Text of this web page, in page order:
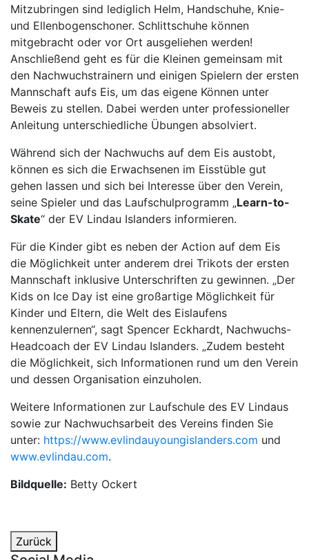
Mitzubringen sind lediglich Helm, Handschuhe, Knie-
und Ellenbogenschoner. Schlittschuhe können
mitgebracht oder vor Ort ausgeliehen werden!
Anschließend geht es für die Kleinen gemeinsam mit
den Nachwuchstrainern und einigen Spielern der ersten
Mannschaft aufs Eis, um das eigene Können unter
Beweis zu stellen. Dabei werden unter professioneller
Anleitung unterschiedliche Übungen absolviert.
Während sich der Nachwuchs auf dem Eis austobt,
können es sich die Erwachsenen im Eisstüble gut
gehen lassen und sich bei Interesse über den Verein,
seine Spieler und das Laufschulprogramm „Learn-to-
Skate“ der EV Lindau Islanders informieren.
Für die Kinder gibt es neben der Action auf dem Eis
die Möglichkeit unter anderem drei Trikots der ersten
Mannschaft inklusive Unterschriften zu gewinnen. „Der
Kids on Ice Day ist eine großartige Möglichkeit für
Kinder und Eltern, die Welt des Eislaufens
kennenzulernen“, sagt Spencer Eckhardt, Nachwuchs-
Headcoach der EV Lindau Islanders. „Zudem besteht
die Möglichkeit, sich Informationen rund um den Verein
und dessen Organisation einzuholen.
Weitere Informationen zur Laufschule des EV Lindaus
sowie zur Nachwuchsarbeit des Vereins finden Sie
unter: https://www.evlindauyoungislanders.com und
www.evlindau.com.
Bildquelle: Betty Ockert
Zurück